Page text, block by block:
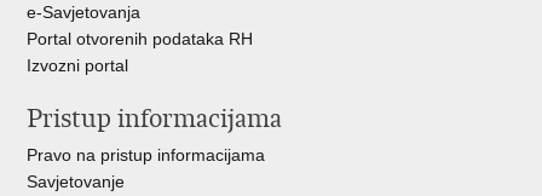
e-Savjetovanja
Portal otvorenih podataka RH
Izvozni portal
Pristup informacijama
Pravo na pristup informacijama
Savjetovanje